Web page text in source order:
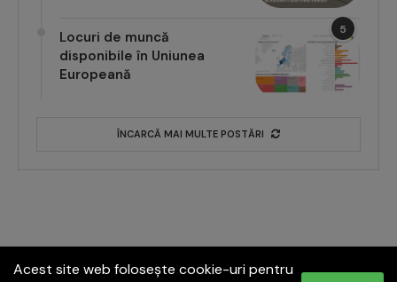
5
Locuri de muncă
disponibile în Uniunea
Europeană
ÎNCARCĂ MAI MULTE POSTĂRI
Acest site web folosește cookie-uri pentru